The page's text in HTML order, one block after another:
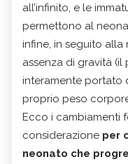
all’infinito, e le
permettono al
infine, in seguito
assenza di gravità
interamente portato
proprio peso
Ecco i cambiamenti
considerazione per
neonato che